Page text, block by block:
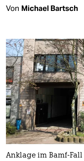
Von Michael Bartsch
Anklage im Bamf-